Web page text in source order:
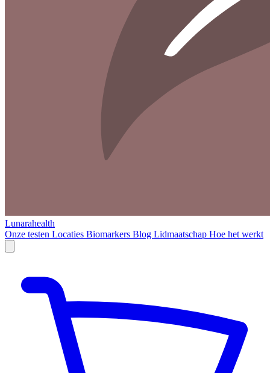
Lunarahealth
Onze testen Locaties Biomarkers Blog Lidmaatschap Hoe het werkt